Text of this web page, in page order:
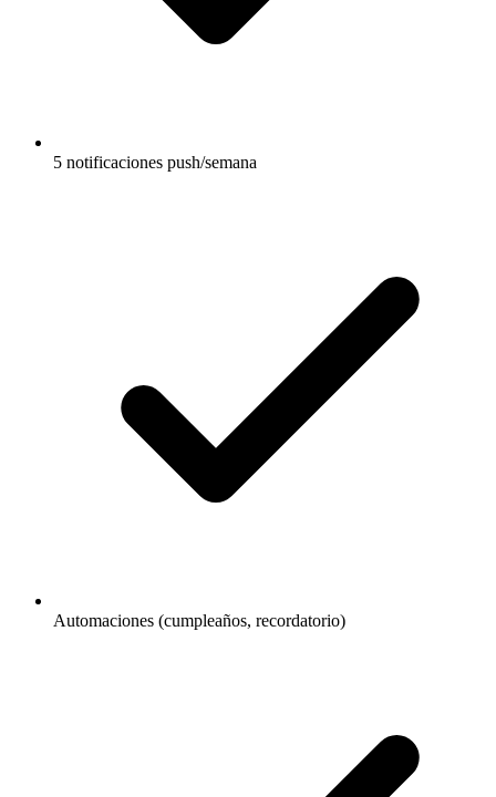
5 notificaciones push/semana
Automaciones (cumpleaños, recordatorio)